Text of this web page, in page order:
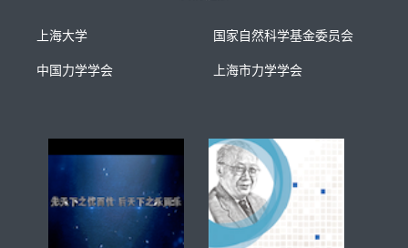
上海大学 国家自然科学基金委员会
中国力学学会 上海市力学学会